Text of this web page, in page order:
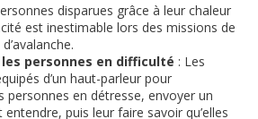
disparues grâce à leur chaleur
est inestimable lors des missions de
personnes en difficulté : Les
d’un haut-parleur pour
personnes en détresse, envoyer un
entendre, puis leur faire savoir qu’elles